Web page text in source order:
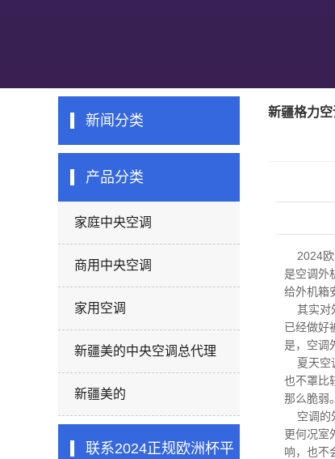
新闻分类
产品分类
家庭中央空调
商用中央空调
家用空调
新疆美的中央空调总代理
新疆美的
联系2024正规欧洲杯平
新疆格力空
2024
是空调外
给外机箱
其实对
已经做好
是，空调
夏天空
也不罩比
那么脆弱。
空调的
更何况室
响，也不